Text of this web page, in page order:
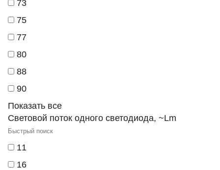
73
75
77
80
88
90
Показать все
Световой поток одного светодиода, ~Lm
11
16